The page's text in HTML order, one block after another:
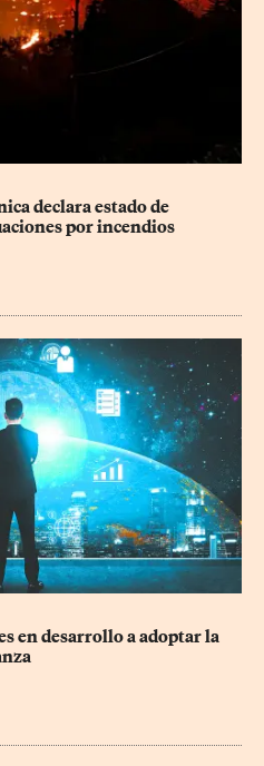
declara estado de
por incendios
en desarrollo a adoptar la